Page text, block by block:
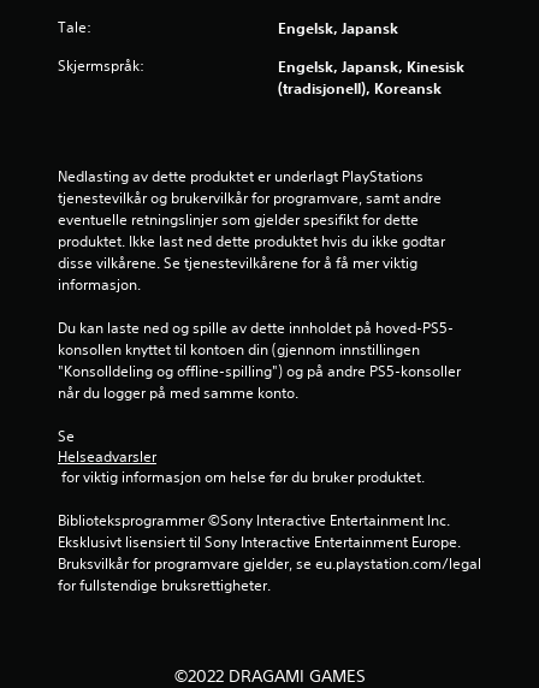
e
r
v
5
r
a
7
Tale: Engelsk, Japansk
Skjermspråk:
Engelsk, Japansk, Kinesisk
(tradisjonell), Koreansk
Nedlasting av dette produktet er underlagt PlayStations
tjenestevilkår og brukervilkår for programvare, samt andre
eventuelle retningslinjer som gjelder spesifikt for dette
produktet. Ikke last ned dette produktet hvis du ikke godtar
disse vilkårene. Se tjenestevilkårene for å få mer viktig
informasjon.
Du kan laste ned og spille av dette innholdet på hoved-PS5-
konsollen knyttet til kontoen din (gjennom innstillingen
"Konsolldeling og offline-spilling") og på andre PS5-konsoller
når du logger på med samme konto.
Se
Helseadvarsler
for viktig informasjon om helse før du bruker produktet.
Biblioteksprogrammer ©Sony Interactive Entertainment Inc.
Eksklusivt lisensiert til Sony Interactive Entertainment Europe.
Bruksvilkår for programvare gjelder, se eu.playstation.com/legal
for fullstendige bruksrettigheter.
©2022 DRAGAMI GAMES